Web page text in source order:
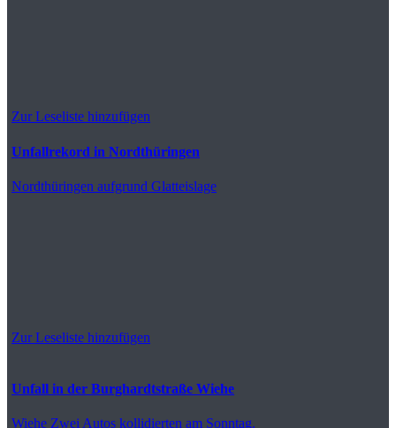
Zur Leseliste hinzufügen
Unfallrekord in Nordthüringen
Nordthüringen aufgrund Glatteislage
Zur Leseliste hinzufügen
Unfall in der Burghardtstraße Wiehe
Wiehe Zwei Autos kollidierten am Sonntag.